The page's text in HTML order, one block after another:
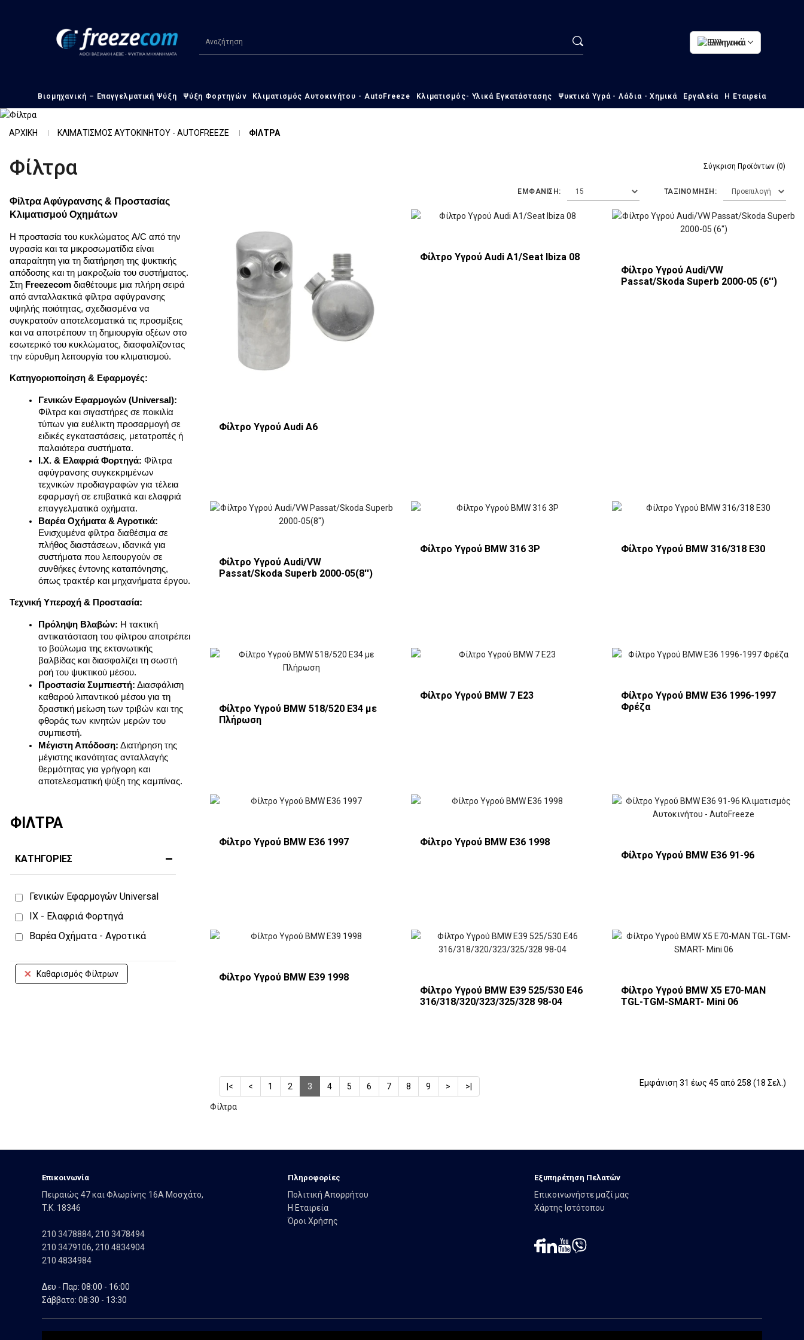
Ελληνικά
Βιομηχανική – Επαγγελματική Ψύξη Ψύξη Φορτηγών Κλιματισμός Αυτοκινήτου - AutoFreeze Κλιματισμός- Υλικά Εγκατάστασης Ψυκτικά Υγρά - Λάδια - Χημικά Εργαλεία Η Εταιρεία
ΑΡΧΙΚΗ ΚΛΙΜΑΤΙΣΜΟΣ ΑΥΤΟΚΙΝΗΤΟΥ - AUTOFREEZE ΦΙΛΤΡΑ
Φίλτρα
Φίλτρα Αφύγρανσης & Προστασίας
Κλιματισμού Οχημάτων
Η προστασία του κυκλώματος A/C από την
υγρασία και τα μικροσωματίδια είναι
απαραίτητη για τη διατήρηση της ψυκτικής
απόδοσης και τη μακροζωία του συστήματος.
Στη Freezecom διαθέτουμε μια πλήρη σειρά
από ανταλλακτικά φίλτρα αφύγρανσης
υψηλής ποιότητας, σχεδιασμένα να
συγκρατούν αποτελεσματικά τις προσμίξεις
και να αποτρέπουν τη δημιουργία οξέων στο
εσωτερικό του κυκλώματος, διασφαλίζοντας
την εύρυθμη λειτουργία του κλιματισμού.
Κατηγοριοποίηση & Εφαρμογές:
Γενικών Εφαρμογών (Universal):
Φίλτρα και σιγαστήρες σε ποικιλία
τύπων για ευέλικτη προσαρμογή σε
ειδικές εγκαταστάσεις, μετατροπές ή
παλαιότερα συστήματα.
Ι.Χ. & Ελαφριά Φορτηγά: Φίλτρα
αφύγρανσης συγκεκριμένων
τεχνικών προδιαγραφών για τέλεια
εφαρμογή σε επιβατικά και ελαφριά
επαγγελματικά οχήματα.
Βαρέα Οχήματα & Αγροτικά:
Ενισχυμένα φίλτρα διαθέσιμα σε
πλήθος διαστάσεων, ιδανικά για
συστήματα που λειτουργούν σε
συνθήκες έντονης καταπόνησης,
όπως τρακτέρ και μηχανήματα έργου.
Τεχνική Υπεροχή & Προστασία:
Πρόληψη Βλαβών: Η τακτική
αντικατάσταση του φίλτρου αποτρέπει
το βούλωμα της εκτονωτικής
βαλβίδας και διασφαλίζει τη σωστή
ροή του ψυκτικού μέσου.
Προστασία Συμπιεστή: Διασφάλιση
καθαρού λιπαντικού μέσου για τη
δραστική μείωση των τριβών και της
φθοράς των κινητών μερών του
συμπιεστή.
Μέγιστη Απόδοση: Διατήρηση της
μέγιστης ικανότητας ανταλλαγής
θερμότητας για γρήγορη και
αποτελεσματική ψύξη της καμπίνας.
ΦΙΛΤΡΑ
ΚΑΤΗΓΟΡΙΕΣ
Γενικών Εφαρμογών Universal
ΙΧ - Ελαφριά Φορτηγά
Βαρέα Οχήματα - Αγροτικά
Καθαρισμός Φίλτρων
Σύγκριση Προϊόντων (0)
ΤΑΞΙΝΟΜΗΣΗ:
ΕΜΦΑΝΙΣΗ:
Φίλτρο Υγρού Audi A6
Φίλτρο Υγρού Audi Α1/Seat Ibiza 08
Φίλτρο Υγρού Audi/VW
Passat/Skoda Superb 2000-05 (6'')
Φίλτρο Υγρού Audi/VW
Passat/Skoda Superb 2000-05(8'')
Φίλτρο Υγρού BMW 316 3P Φίλτρο Υγρού BMW 316/318 E30
Φίλτρο Υγρού BMW 518/520 E34 με
Πλήρωση
Φίλτρο Υγρού BMW 7 Ε23
Φίλτρο Υγρού BMW E36 1996-1997
Φρέζα
Φίλτρο Υγρού BMW E36 1997
Φίλτρο Υγρού BMW E36 1998
Φίλτρο Υγρού BMW E36 91-96
Φίλτρο Υγρού BMW E39 1998
Φίλτρο Υγρού BMW E39 525/530 E46
316/318/320/323/325/328 98-04
Φίλτρο Υγρού BMW X5 E70-MAN
TGL-TGM-SMART- Mini 06
|< < 1 2 3 4 5 6 7 8 9 > >| Εμφάνιση 31 έως 45 από 258 (18 Σελ.)
Φίλτρα
Eπικοινωνία
Πειραιώς 47 και Φλωρίνης 16Α Μοσχάτο,
T.K. 18346
210 3478884, 210 3478494
210 3479106, 210 4834904
210 4834984
Δευ - Παρ: 08:00 - 16:00
Σάββατο: 08:30 - 13:30
Πληροφορίες
Πολιτική Απορρήτου
Η Εταιρεία
Όροι Χρήσης
Εξυπηρέτηση Πελατών
Επικοινωνήστε μαζί μας
Χάρτης Ιστότοπου